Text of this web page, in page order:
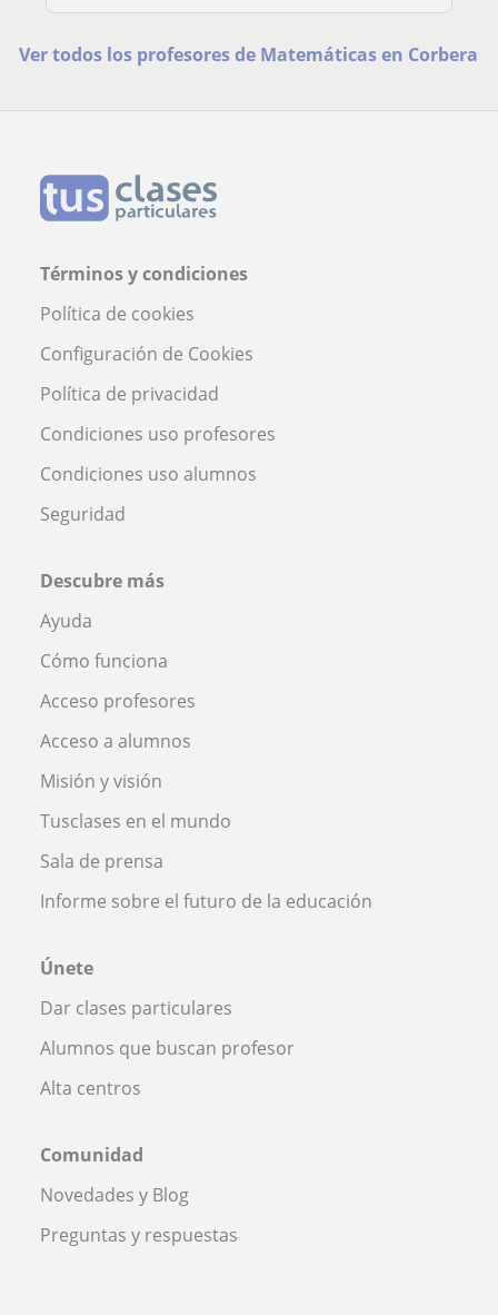
Ver todos los profesores de Matemáticas en Corbera
Términos y condiciones
Política de cookies
Configuración de Cookies
Política de privacidad
Condiciones uso profesores
Condiciones uso alumnos
Seguridad
Descubre más
Ayuda
Cómo funciona
Acceso profesores
Acceso a alumnos
Misión y visión
Tusclases en el mundo
Sala de prensa
Informe sobre el futuro de la educación
Únete
Dar clases particulares
Alumnos que buscan profesor
Alta centros
Comunidad
Novedades y Blog
Preguntas y respuestas